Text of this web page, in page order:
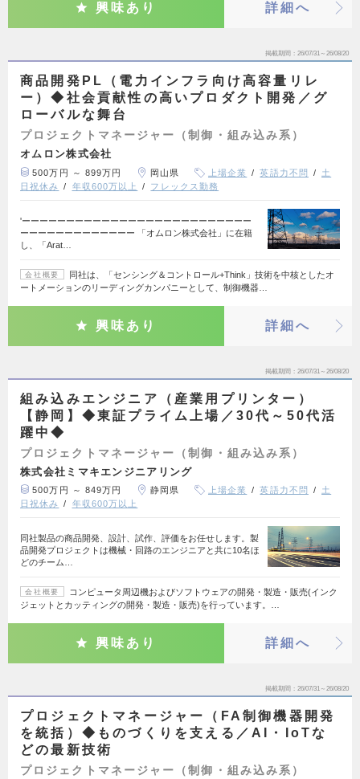
興味あり 詳細へ
掲載期間 26/07/31～26/08/20
商品開発PL（電力インフラ向け高容量リレ
ー）◆社会貢献性の高いプロダクト開発／グ
ローバルな舞台
プロジェクトマネージャー（制御・組み込み系）
オムロン株式会社
500万円 ～ 899万円 岡山県 上場企業 英語力不問
土
日祝休み
年収600万以上 フレックス勤務
'ーーーーーーーーーーーーーーーーーーーーーーーーーー
ーーーーーーーーーーーーー 「オムロン株式会社」に在籍
し、「Arat…
会社概要
同社は、「センシング＆コントロール+Think」技術を中核としたオ
ートメーションのリーディングカンパニーとして、制御機器…
興味あり 詳細へ
掲載期間 26/07/31～26/08/20
組み込みエンジニア（産業用プリンター）
【静岡】◆東証プライム上場／30代～50代活
躍中◆
プロジェクトマネージャー（制御・組み込み系）
株式会社ミマキエンジニアリング
500万円 ～ 849万円 静岡県 上場企業 英語力不問
土
日祝休み
年収600万以上
同社製品の商品開発、設計、試作、評価をお任せします。製
品開発プロジェクトは機械・回路のエンジニアと共に10名ほ
どのチーム…
会社概要
コンピュータ周辺機およびソフトウェアの開発・製造・販売(インク
ジェットとカッティングの開発・製造・販売)を行っています。…
興味あり 詳細へ
掲載期間 26/07/31～26/08/20
プロジェクトマネージャー（FA制御機器開発
を統括）◆ものづくりを支える／AI・IoTな
どの最新技術
プロジェクトマネージャー（制御・組み込み系）